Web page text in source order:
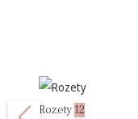
Rozety 12